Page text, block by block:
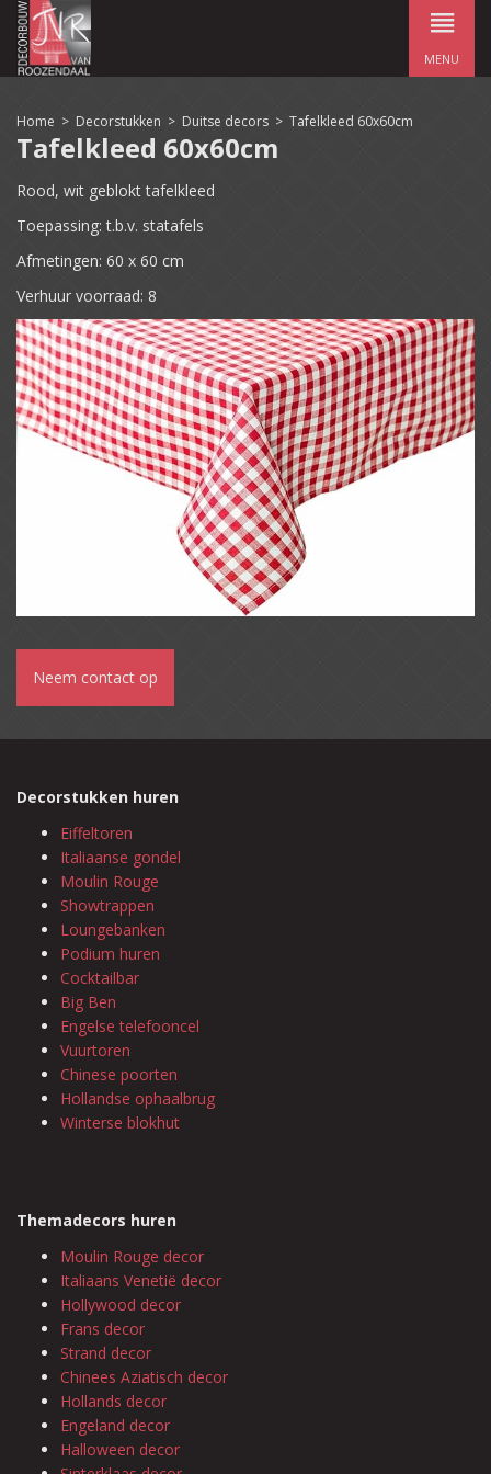
MENU
Home > Decorstukken > Duitse decors > Tafelkleed 60x60cm
Tafelkleed 60x60cm
Rood, wit geblokt tafelkleed
Toepassing: t.b.v. statafels
Afmetingen: 60 x 60 cm
Verhuur voorraad: 8
Neem contact op
Decorstukken huren
Eiffeltoren
Italiaanse gondel
Moulin Rouge
Showtrappen
Loungebanken
Podium huren
Cocktailbar
Big Ben
Engelse telefooncel
Vuurtoren
Chinese poorten
Hollandse ophaalbrug
Winterse blokhut
Themadecors huren
Moulin Rouge decor
Italiaans Venetië decor
Hollywood decor
Frans decor
Strand decor
Chinees Aziatisch decor
Hollands decor
Engeland decor
Halloween decor